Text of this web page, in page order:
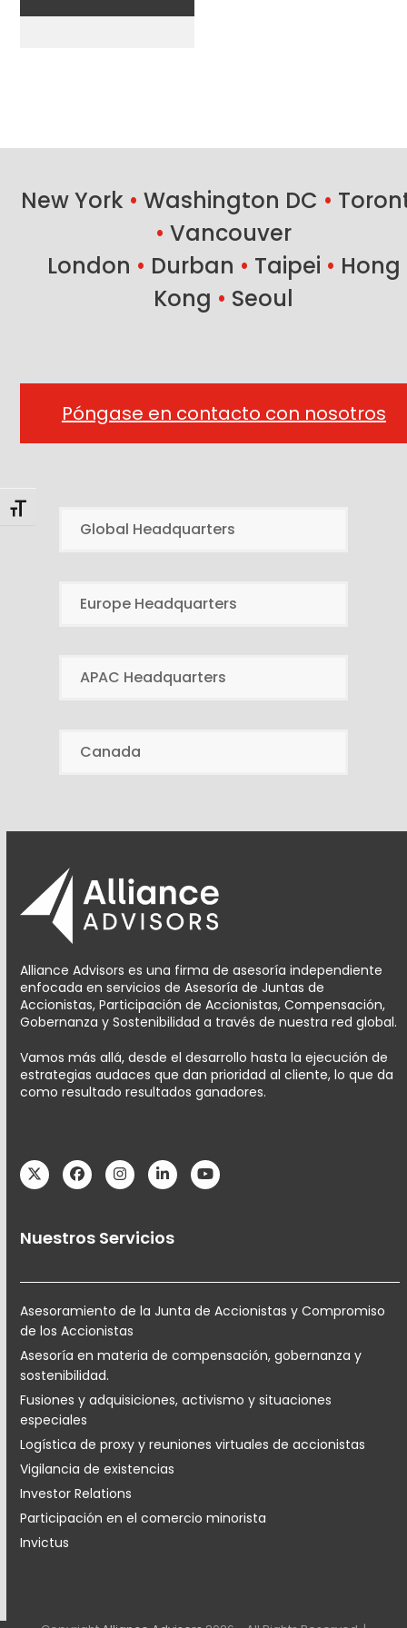
Alternar tamaño de letra
New York • Washington DC •
• Vancouver
London • Durban • Taipei • Hong
Kong • Seoul
Póngase en contacto con nosotros
Global Headquarters
Europe Headquarters
APAC Headquarters
Canada
Alliance Advisors es una firma de asesoría independiente
enfocada en servicios de Asesoría de Juntas de
Accionistas, Participación de Accionistas, Compensación,
Gobernanza y Sostenibilidad a través de nuestra red global.
Vamos más allá, desde el desarrollo hasta la ejecución de
estrategias audaces que dan prioridad al cliente, lo que da
como resultado resultados ganadores.
TwitterFacebookInstagram
LinkedInYouTube
Nuestros Servicios
Asesoramiento de la Junta de Accionistas y Compromiso
de los Accionistas
Asesoría en materia de compensación, gobernanza y
sostenibilidad.
Fusiones y adquisiciones, activismo y situaciones
especiales
Logística de proxy y reuniones virtuales de accionistas
Vigilancia de existencias
Investor Relations
Participación en el comercio minorista
Invictus